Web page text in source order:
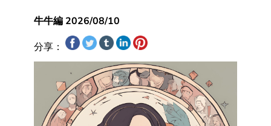
牛牛編 2026/08/10
分享：